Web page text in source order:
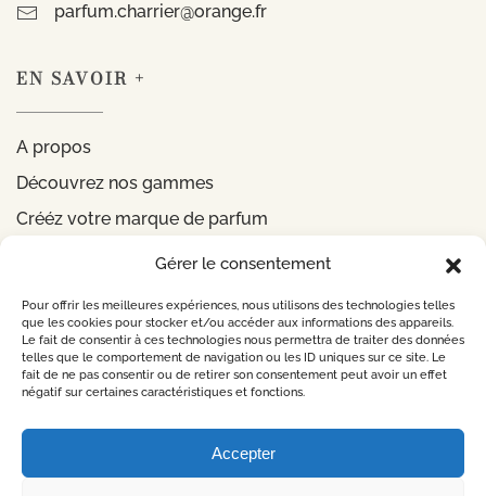
Gérer le consentement
Pour offrir les meilleures expériences, nous utilisons des technologies telles
que les cookies pour stocker et/ou accéder aux informations des appareils.
Le fait de consentir à ces technologies nous permettra de traiter des données
telles que le comportement de navigation ou les ID uniques sur ce site. Le
fait de ne pas consentir ou de retirer son consentement peut avoir un effet
négatif sur certaines caractéristiques et fonctions.
Accepter
parfum.charrier@orange.fr
EN SAVOIR +
A propos
Découvrez nos gammes
Crééz votre marque de parfum
Mentions légales
Politique de confidentialité